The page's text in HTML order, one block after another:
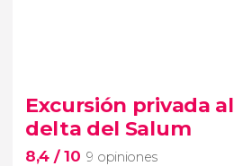
10 opiniones
disfrutar de un
safari
Bandia
Excursión privada al
delta del Salum
8,4 / 10 9 opiniones